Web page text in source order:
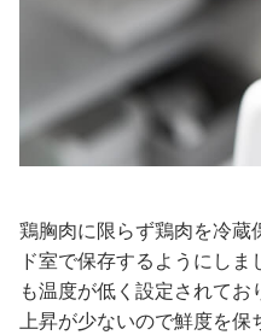
鶏胸肉に限らず鶏肉を冷蔵
ド室で保存するようにし
も温度が低く設定されて
上昇が少ないので鮮度を保